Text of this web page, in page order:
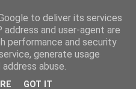
tilaisuuden muuttaa
to deliver its services
and user-agent are
performance and security
generate usage
abuse.
GOT IT